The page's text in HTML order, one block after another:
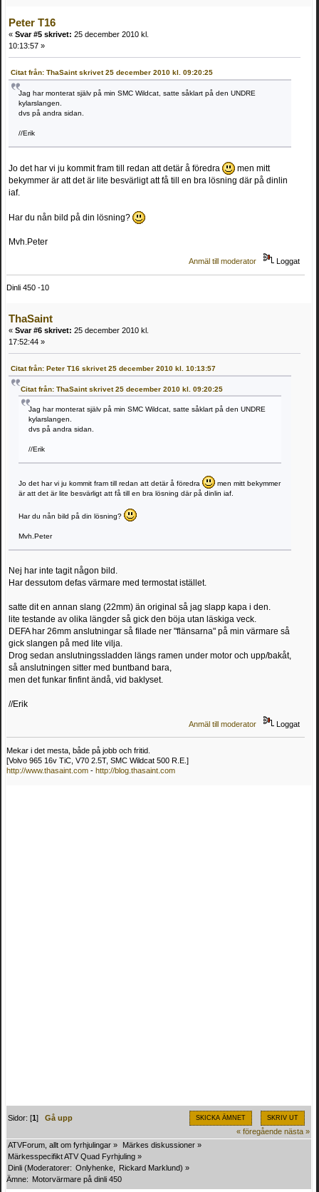
Peter T16
« Svar #5 skrivet: 25 december 2010 kl.
10:13:57 »
Citat från: ThaSaint skrivet 25 december 2010 kl. 09:20:25
Jag har monterat själv på min SMC Wildcat, satte såklart på den UNDRE
kylarslangen.
dvs på andra sidan.
//Erik
Jo det har vi ju kommit fram till redan att detär å föredra
men mitt
bekymmer är att det är lite besvärligt att få till en bra lösning där på dinlin
iaf.
Har du nån bild på din lösning?
Mvh.Peter
Anmäl till moderator Loggat
Dinli 450 -10
ThaSaint
« Svar #6 skrivet: 25 december 2010 kl.
17:52:44 »
Citat från: Peter T16 skrivet 25 december 2010 kl. 10:13:57
Citat från: ThaSaint skrivet 25 december 2010 kl. 09:20:25
Jag har monterat själv på min SMC Wildcat, satte såklart på den UNDRE
kylarslangen.
dvs på andra sidan.
//Erik
Jo det har vi ju kommit fram till redan att detär å föredra
men mitt bekymmer
är att det är lite besvärligt att få till en bra lösning där på dinlin iaf.
Har du nån bild på din lösning?
Mvh.Peter
Nej har inte tagit någon bild.
Har dessutom defas värmare med termostat istället.
satte dit en annan slang (22mm) än original så jag slapp kapa i den.
lite testande av olika längder så gick den böja utan läskiga veck.
DEFA har 26mm anslutningar så filade ner "flänsarna" på min värmare så
gick slangen på med lite vilja.
Drog sedan anslutningssladden längs ramen under motor och upp/bakåt,
så anslutningen sitter med buntband bara,
men det funkar finfint ändå, vid baklyset.
//Erik
Anmäl till moderator Loggat
Mekar i det mesta, både på jobb och fritid.
[Volvo 965 16v TiC, V70 2.5T, SMC Wildcat 500 R.E.]
http://www.thasaint.com - http://blog.thasaint.com
SKICKA ÄMNET SKRIV UT
Sidor: [1]Gå upp
« föregående nästa »
ATVForum, allt om fyrhjulingar » Märkes diskussioner »
Märkesspecifikt ATV Quad Fyrhjuling »
Dinli (Moderatorer: Onlyhenke Rickard Marklund) »
Ämne: Motorvärmare på dinli 450